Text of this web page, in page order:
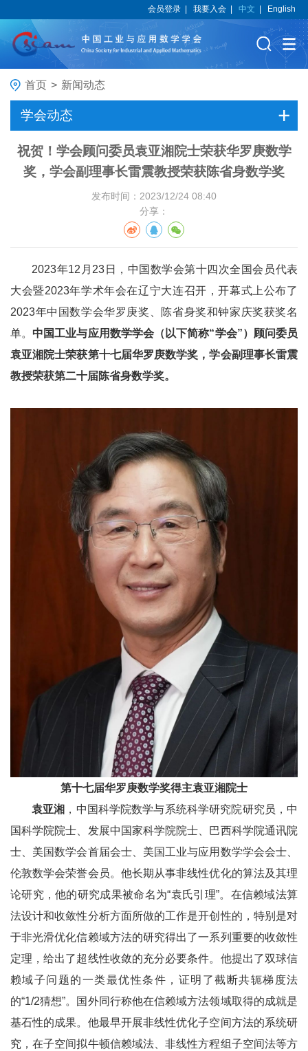
会员登录 |我要入会 |中文 English
首页 > 新闻动态
学会动态
祝贺！学会顾问委员袁亚湘院士荣获华罗庚数学
奖，学会副理事长雷震教授荣获陈省身数学奖
发布时间：2023/12/24 08:40
分享：
2023年12月23日，中国数学会第十四次全国会员代表
大会暨2023年学术年会在辽宁大连召开，开幕式上公布了
2023年中国数学会华罗庚奖、陈省身奖和钟家庆奖获奖名
单。 中国工业与应用数学学会（以下简称“学会”）顾问委员
袁亚湘院士荣获第十七届华罗庚数学奖，学会副理事长雷震
教授荣获第二十届陈省身数学奖。
第十七届华罗庚数学奖得主袁亚湘院士
袁亚湘 ，中国科学院数学与系统科学研究院研究员，中
国科学院院士、发展中国家科学院院士、巴西科学院通讯院
士、美国数学会首届会士、美国工业与应用数学学会会士、
伦敦数学会荣誉会员。他长期从事非线性优化的算法及其理
论研究，他的研究成果被命名为“袁氏引理”。在信赖域法算
法设计和收敛性分析方面所做的工作是开创性的，特别是对
于非光滑优化信赖域方法的研究得出了一系列重要的收敛性
定理，给出了超线性收敛的充分必要条件。他提出了双球信
赖域子问题的一类最优性条件，证明了截断共轭梯度法
的“1/2猜想”。国外同行称他在信赖域方法领域取得的成就是
基石性的成果。他最早开展非线性优化子空间方法的系统研
究，在子空间拟牛顿信赖域法、非线性方程组子空间法等方